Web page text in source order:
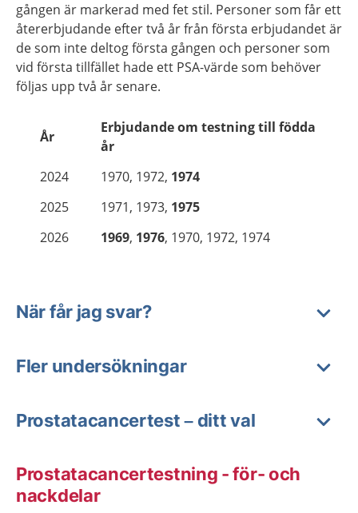
gången är markerad med fet stil. Personer som får ett
återerbjudande efter två år från första erbjudandet är
de som inte deltog första gången och personer som
vid första tillfället hade ett PSA-värde som behöver
följas upp två år senare.
År
Erbjudande om testning till födda
år
2024
1970, 1972, 1974
2025
1971, 1973, 1975
2026
1969, 1976, 1970, 1972, 1974
När får jag svar?
Fler undersökningar
Prostatacancertest – ditt val
Prostatacancertestning - för- och
nackdelar